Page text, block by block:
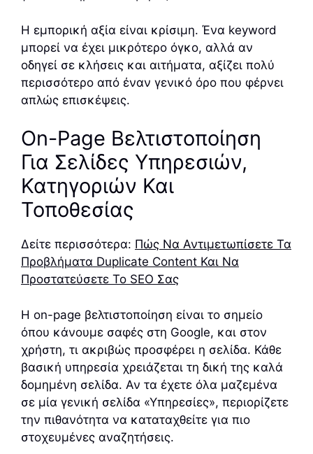
Η εμπορική αξία είναι κρίσιμη. Ένα keyword
μπορεί να έχει μικρότερο όγκο, αλλά αν
οδηγεί σε κλήσεις και αιτήματα, αξίζει πολύ
περισσότερο από έναν γενικό όρο που φέρνει
απλώς επισκέψεις.
On-Page Βελτιστοποίηση
Για Σελίδες Υπηρεσιών,
Κατηγοριών Και
Τοποθεσίας
Δείτε περισσότερα: Πώς Να Αντιμετωπίσετε Τα
Προβλήματα Duplicate Content Και Να
Προστατεύσετε Το SEO Σας
Η on-page βελτιστοποίηση είναι το σημείο
όπου κάνουμε σαφές στη Google, και στον
χρήστη, τι ακριβώς προσφέρει η σελίδα. Κάθε
βασική υπηρεσία χρειάζεται τη δική της καλά
δομημένη σελίδα. Αν τα έχετε όλα μαζεμένα
σε μία γενική σελίδα «Υπηρεσίες», περιορίζετε
την πιθανότητα να καταταχθείτε για πιο
στοχευμένες αναζητήσεις.